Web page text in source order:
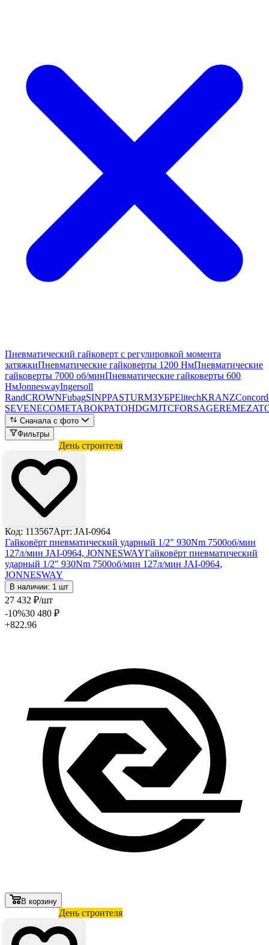
Пневматический гайковерт с регулировкой момента
затяжкиПневматические гайковерты 1200 НмПневматические
гайковерты 7000 об/минПневматические гайковерты 600
НмJonneswayIngersoll
RandCROWNFubagSINPPASTURMЗУБРElitechKRANZ
SEVENECOMETABOКРАТОНDGMJTCFORSAGEREMEZA
Сначала с фото
Фильтры
День строителя
Код: 113567Арт: JAI-0964
Гайковёрт пневматический ударный 1/2" 930Nm 7500об/мин
127л/мин JAI-0964, JONNESWAYГайковёрт пневматический
ударный 1/2" 930Nm 7500об/мин 127л/мин JAI-0964,
JONNESWAY
В наличии: 1 шт
27 432 ₽/шт
-10%30 480 ₽
+822.96
В корзину
День строителя